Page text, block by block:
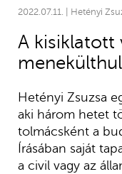
2022.07.11. | Hetényi
A kisiklatott
Hetényi Zsuzsa
aki három hetet
tolmácsként a
Írásában saját
a civil vagy az